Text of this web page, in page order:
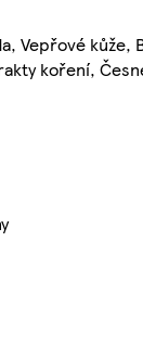
Vepřové
koření,